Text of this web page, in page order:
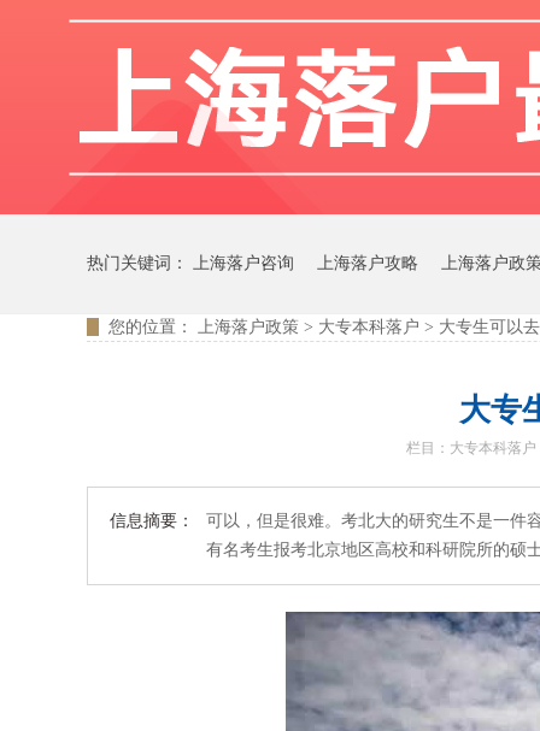
热门关键词： 上海落户咨询 上海落户攻略 上海落户政
您的位置： 上海落户政策 > 大专本科落户 > 大专生可以
大专
栏目： 大专本科落户
信息摘要：
可以，但是很难。考北大的研究生不是一件
有名考生报考北京地区高校和科研院所的硕